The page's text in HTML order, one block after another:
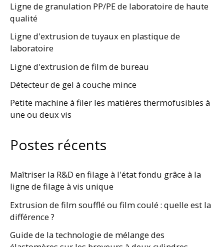
Ligne de granulation PP/PE de laboratoire de haute
qualité
Ligne d'extrusion de tuyaux en plastique de
laboratoire
Ligne d'extrusion de film de bureau
Détecteur de gel à couche mince
Petite machine à filer les matières thermofusibles à
une ou deux vis
Postes récents
Maîtriser la R&D en filage à l'état fondu grâce à la
ligne de filage à vis unique
Extrusion de film soufflé ou film coulé : quelle est la
différence ?
Guide de la technologie de mélange des